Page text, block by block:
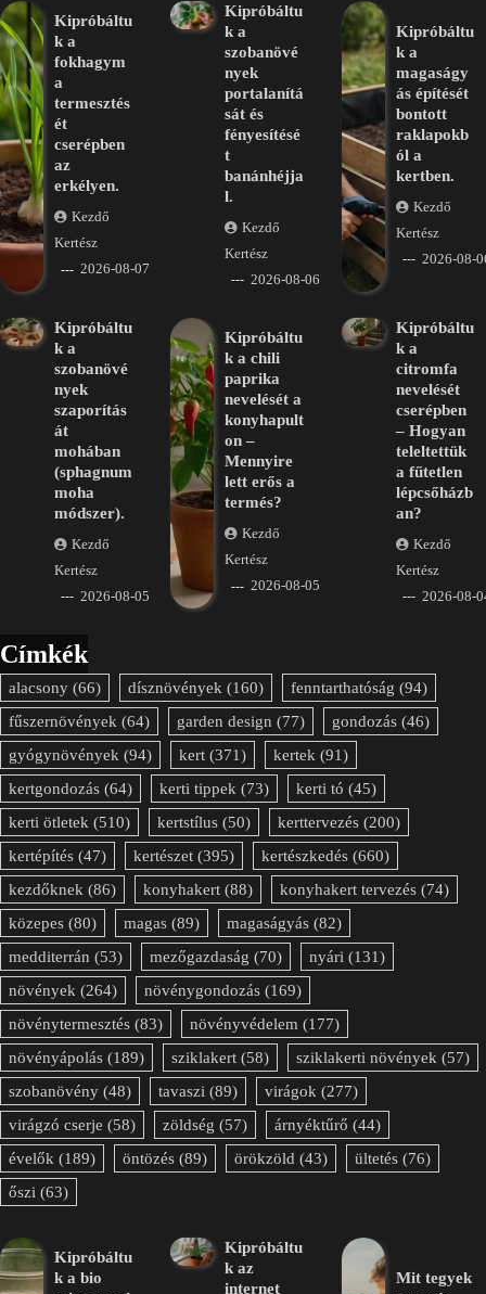
Kipróbáltu
k a
fokhagym
a
termesztés
ét
cserépben
az
erkélyen.
Kezdő
Kertész
2026-08-07
Kipróbáltu
k a
szobanövé
nyek
portalanítá
sát és
fényesítésé
t
banánhéjja
l.
Kezdő
Kertész
2026-08-06
Kipróbáltu
k a
magaságy
ás építését
bontott
raklapokb
ól a
kertben.
Kezdő
Kertész
2026-08-
Kipróbáltu
k a
szobanövé
nyek
szaporítás
át
mohában
(sphagnum
moha
módszer).
Kezdő
Kertész
2026-08-05
Kipróbáltu
k a chili
paprika
nevelését a
konyhapult
on –
Mennyire
lett erős a
termés?
Kezdő
Kertész
2026-08-05
Kipróbáltu
k a
citromfa
nevelését
cserépben
– Hogyan
teleltettük
a fűtetlen
lépcsőházb
an?
Kezdő
Kertész
2026-08-
Címkék
alacsony (66) dísznövények (160) fenntarthatóság (94)
fűszernövények (64) garden design (77) gondozás (46)
gyógynövények (94) kert (371) kertek (91)
kertgondozás (64) kerti tippek (73) kerti tó (45)
kerti ötletek (510) kertstílus (50) kerttervezés (200)
kertépítés (47) kertészet (395) kertészkedés (660)
kezdőknek (86) konyhakert (88) konyhakert tervezés (74)
közepes (80) magas (89) magaságyás (82)
medditerrán (53) mezőgazdaság (70) nyári (131)
növények (264) növénygondozás (169)
növénytermesztés (83) növényvédelem (177)
növényápolás (189) sziklakert (58) sziklakerti növények (57)
szobanövény (48) tavaszi (89) virágok (277)
virágzó cserje (58) zöldség (57) árnyéktűrő (44)
évelők (189) öntözés (89) örökzöld (43) ültetés (76)
őszi (63)
Kipróbáltu
k a bio
Kipróbáltu
k az
internet
Mit tegyek